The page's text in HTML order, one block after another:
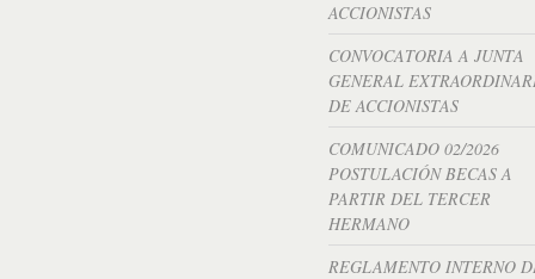
ACCIONISTAS
CONVOCATORIA A JUNTA
GENERAL
DE ACCIONISTAS
COMUNICADO 02/2026
POSTULACIÓN BECAS A
PARTIR DEL TERCER
HERMANO
REGLAMENTO INTERNO